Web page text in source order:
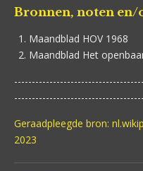
Bronnen, noten
Maandblad HOV 1968
Maandblad Het
Geraadpleegde bron:
2023